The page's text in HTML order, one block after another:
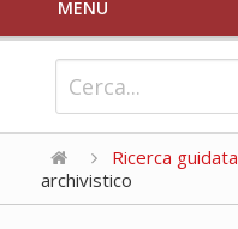
MENU
Ricerca guidata
archivistico